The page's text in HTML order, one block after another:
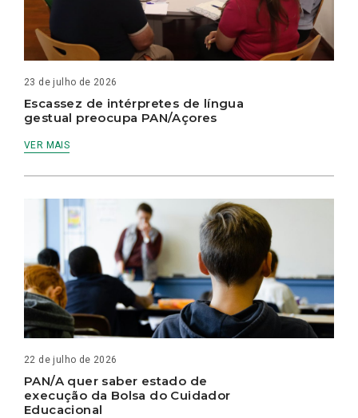
23 de julho de 2026
Escassez de intérpretes de língua
gestual preocupa PAN/Açores
VER MAIS
22 de julho de 2026
PAN/A quer saber estado de
execução da Bolsa do Cuidador
Educacional